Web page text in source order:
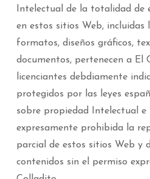
Intelectual de la totalidad de
en estos sitios Web, incluidas
formatos, diseños gráficos,
documentos, pertenecen a El
licenciantes debdiamente
protegidos por las leyes
sobre propiedad Intelectual e
expresamente prohibida la
parcial de estos sitios Web y
contenidos sin el permiso